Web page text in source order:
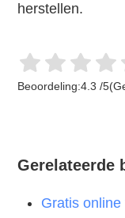
herstellen.
Beoordeling:4.3 /5
Gerelateerde
Gratis